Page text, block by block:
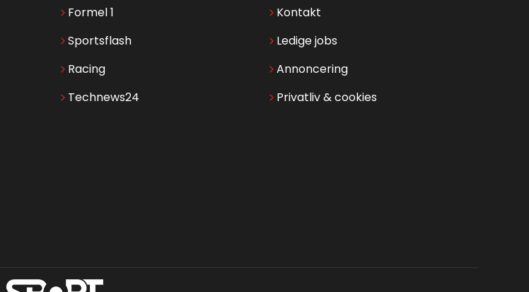
Formel 1
Sportsflash
Racing
Technews24
Kontakt
Ledige jobs
Annoncering
Privatliv & cookies